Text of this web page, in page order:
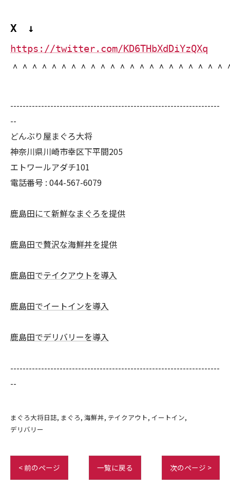
X ↓
https://twitter.com/KD6THbXdDiYzQXq
＾＾＾＾＾＾＾＾＾＾＾＾＾＾＾＾＾＾＾＾＾
--------------------------------------------------------------------
--
どんぶり屋まぐろ大将
神奈川県川崎市幸区下平間205
エトワールアダチ101
電話番号 : 044-567-6079
鹿島田にて新鮮なまぐろを提供
鹿島田で贅沢な海鮮丼を提供
鹿島田でテイクアウトを導入
鹿島田でイートインを導入
鹿島田でデリバリーを導入
--------------------------------------------------------------------
--
まぐろ大将日誌 まぐろ 海鮮丼 テイクアウト イートイン
デリバリー
< 前のページ 一覧に戻る 次のページ >